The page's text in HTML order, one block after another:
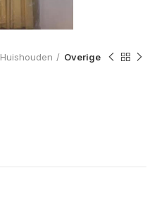
Huishouden Overige